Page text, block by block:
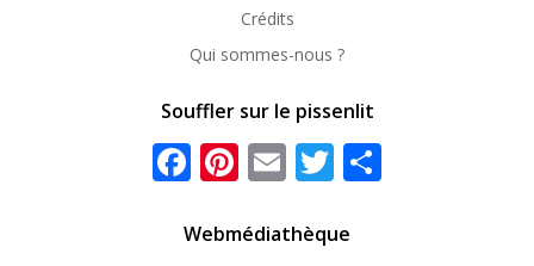
Crédits
Qui sommes-nous ?
Souffler sur le pissenlit
Facebook
Pinterest
EmailTwitter
Webmédiathèque